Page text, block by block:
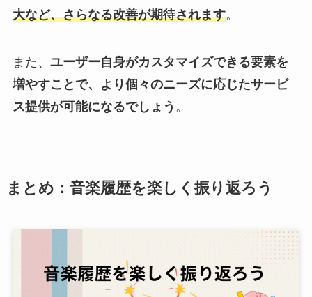
大など、さらなる改善が期待されます。
また、 ユーザー自身がカスタマイズできる要素を
増やすことで、より個々のニーズに応じたサービ
ス提供が可能になるでしょう 。
まとめ：音楽履歴を楽しく振り返ろう